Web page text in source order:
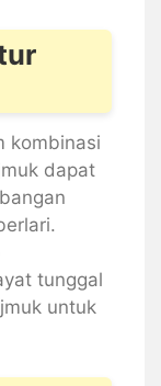
kombinasi
dapat
tunggal
untuk